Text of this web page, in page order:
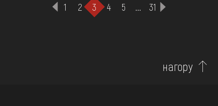
1 2 3 4 5 ... 31
нагору